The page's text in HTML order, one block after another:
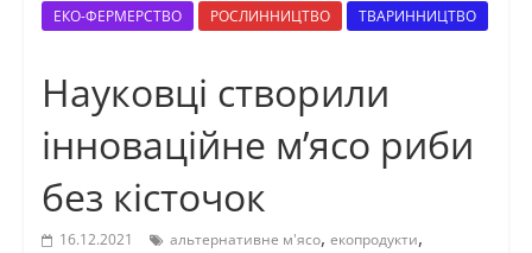
ЕКО-ФЕРМЕРСТВО РОСЛИННИЦТВО ТВАРИННИЦТВО
Науковці створили
інноваційне м’ясо риби
без кісточок
16.12.2021 альтернативне м'ясо, екопродукти,